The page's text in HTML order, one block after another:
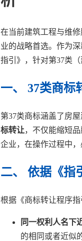
在当前建筑工程与维
业的战略首选。作为深
指引》，针对第37类
一、 37类商标
第37类商标涵盖了房
标转让，不仅能缩短
企业，在操作过程中
二、 依据《指
根据《商标转让程序
同一权利人名下
的相同或者近似